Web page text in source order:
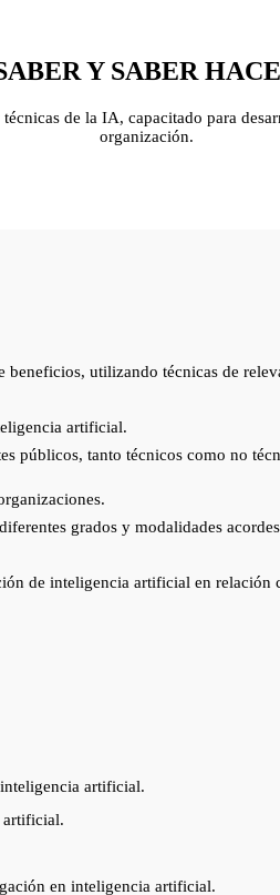
Y SABER
de la IA, capacitado para
organización.
utilizando técnicas de
artificial.
públicos, tanto técnicos como no
grados y modalidades
de inteligencia artificial en
artificial.
artificial.
en inteligencia artificial.